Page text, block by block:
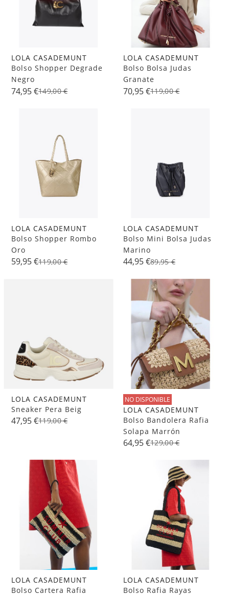
LOLA CASADEMUNT
Bolso Shopper Degrade
Negro
74,95 €149,00 €
LOLA CASADEMUNT
Bolso Bolsa Judas
Granate
70,95 €119,00 €
LOLA CASADEMUNT
Bolso Shopper Rombo
Oro
59,95 €119,00 €
LOLA CASADEMUNT
Bolso Mini Bolsa Judas
Marino
44,95 €89,95 €
LOLA CASADEMUNT
Sneaker Pera Beig
47,95 €119,00 €
NO DISPONIBLE
LOLA CASADEMUNT
Bolso Bandolera Rafia
Solapa Marrón
64,95 €129,00 €
LOLA CASADEMUNT
Bolso Cartera Rafia
LOLA CASADEMUNT
Bolso Rafia Rayas